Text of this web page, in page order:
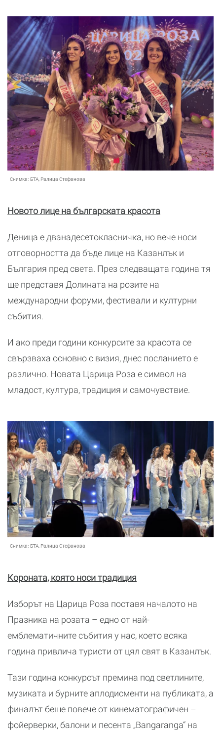
Снимка: БТА, Ралица Стефанова
Новото лице на българската красота
Деница е дванадесетокласничка, но вече носи
отговорността да бъде лице на Казанлък и
България пред света. През следващата година тя
ще представя Долината на розите на
международни форуми, фестивали и културни
събития.
И ако преди години конкурсите за красота се
свързваха основно с визия, днес посланието е
различно. Новата Царица Роза е символ на
младост, култура, традиция и самочувствие.
Снимка: БТА, Ралица Стефанова
Короната, която носи традиция
Изборът на Царица Роза поставя началото на
Празника на розата – едно от най-
емблематичните събития у нас, което всяка
година привлича туристи от цял свят в Казанлък.
Тази година конкурсът премина под светлините,
музиката и бурните аплодисменти на публиката, а
финалът беше повече от кинематографичен –
фойерверки, балони и песента „Bangaranga“ на